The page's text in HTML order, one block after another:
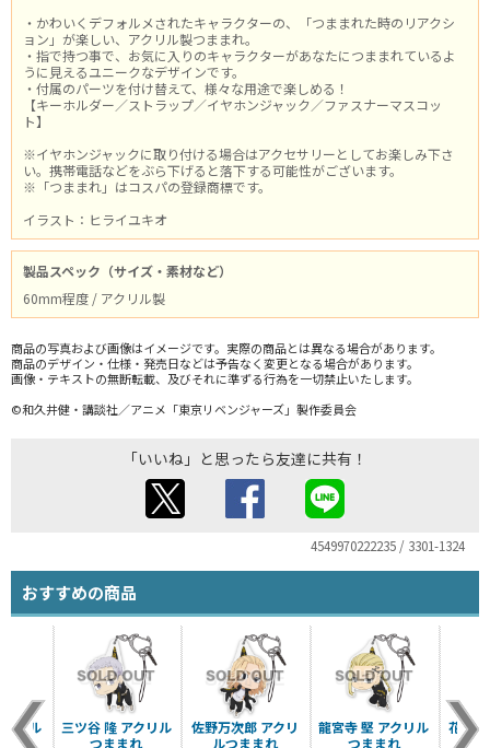
・かわいくデフォルメされたキャラクターの、「つままれた時のリアクシ
ョン」が楽しい、アクリル製つままれ。
・指で持つ事で、お気に入りのキャラクターがあなたにつままれているよ
うに見えるユニークなデザインです。
・付属のパーツを付け替えて、様々な用途で楽しめる！
【キーホルダー／ストラップ／イヤホンジャック／ファスナーマスコッ
ト】
※イヤホンジャックに取り付ける場合はアクセサリーとしてお楽しみ下さ
い。携帯電話などをぶら下げると落下する可能性がございます。
※「つままれ」はコスパの登録商標です。
イラスト：ヒライユキオ
製品スペック（サイズ・素材など）
60mm程度 / アクリル製
商品の写真および画像はイメージです。実際の商品とは異なる場合があります。
商品のデザイン・仕様・発売日などは予告なく変更となる場合があります。
画像・テキストの無断転載、及びそれに準ずる行為を一切禁止いたします。
©和久井健・講談社／アニメ「東京リベンジャーズ」製作委員会
「いいね」と思ったら友達に共有！
4549970222235 / 3301-1324
おすすめの商品
佐野万次郎 アクリ
ルつままれ
龍宮寺 堅 アクリル
つままれ
花垣
リル
三ツ谷 隆 アクリル
つままれ